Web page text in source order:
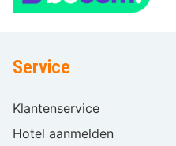
Service
Klantenservice
Hotel aanmelden